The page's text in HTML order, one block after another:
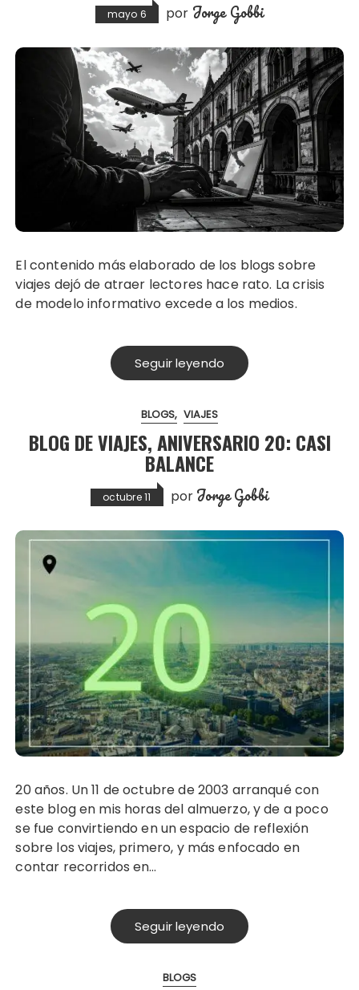
mayo 6 por Jorge Gobbi
El contenido más elaborado de los blogs sobre
viajes dejó de atraer lectores hace rato. La crisis
de modelo informativo excede a los medios.
Seguir leyendo
BLOGS VIAJES
BLOG DE VIAJES, ANIVERSARIO 20: CASI
BALANCE
octubre 11 por Jorge Gobbi
20 años. Un 11 de octubre de 2003 arranqué con
este blog en mis horas del almuerzo, y de a poco
se fue convirtiendo en un espacio de reflexión
sobre los viajes, primero, y más enfocado en
contar recorridos en…
Seguir leyendo
BLOGS